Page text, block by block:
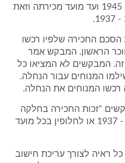
לחלופין במועד אחר לפני 1945 ועד מועד מכירתה וזאת
החכירה שלפיו רכשו
הראשון. המבקש אמר
זה. המבקשים לא המציאו כל
המנוחים עבור הנחלה.
רכשו המנוחים את הנחלה.
"זכות החכירה בחלקה
נרכשה על ידי החוכרים ב - 1937 או לחלופין בכל מועד
ראיה לצורך עריכת חישוב